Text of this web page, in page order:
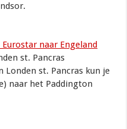
naar Engeland
st. Pancras
st. Pancras kun je
naar het Paddington